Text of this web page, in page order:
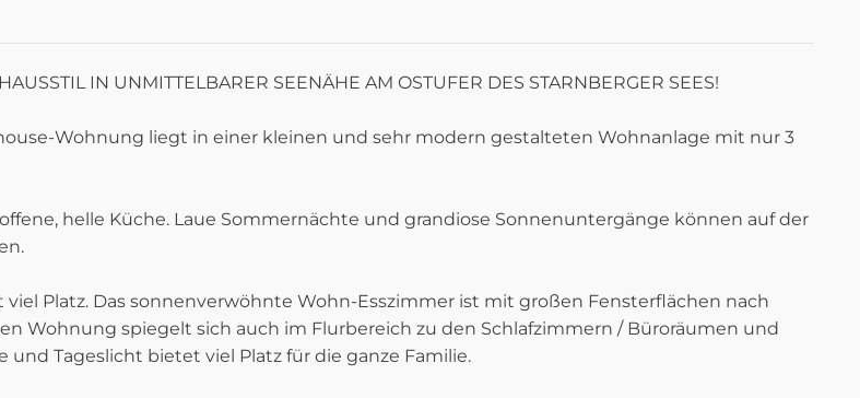
IN UNMITTELBARER SEENÄHE AM OSTUFER DES STARNBERGER SEES!
Wohnung liegt in einer kleinen und sehr modern gestalteten Wohnanlage mit nur 3
helle Küche. Laue Sommernächte und grandiose Sonnenuntergänge können auf der
Platz. Das sonnenverwöhnte Wohn-Esszimmer ist mit großen Fensterflächen nach
Wohnung spiegelt sich auch im Flurbereich zu den Schlafzimmern / Büroräumen und
Tageslicht bietet viel Platz für die ganze Familie.